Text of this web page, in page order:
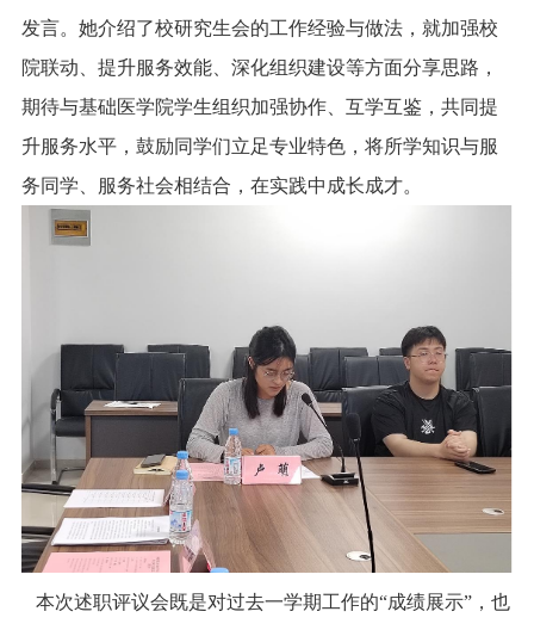
发言。她介绍了校研究生会的工作经验与做法，就加强校
院联动、提升服务效能、深化组织建设等方面分享思路，
期待与基础医学院学生组织加强协作、互学互鉴，共同提
升服务水平，鼓励同学们立足专业特色，将所学知识与服
务同学、服务社会相结合，在实践中成长成才。
本次述职评议会既是对过去一学期工作的“成绩展示”，也